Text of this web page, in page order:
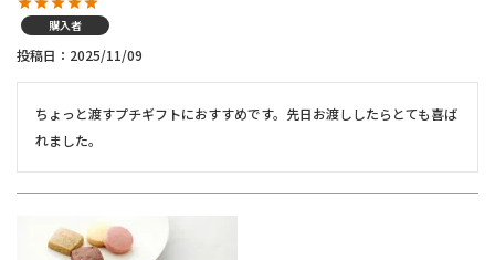
購入者
投稿日 2025/11/09
ちょっと渡すプチギフトにおすすめです。先日お渡ししたらとても喜ば
れました。